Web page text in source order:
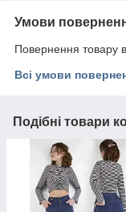
Умови
Повернення товару
Всі умови
Подібні товари